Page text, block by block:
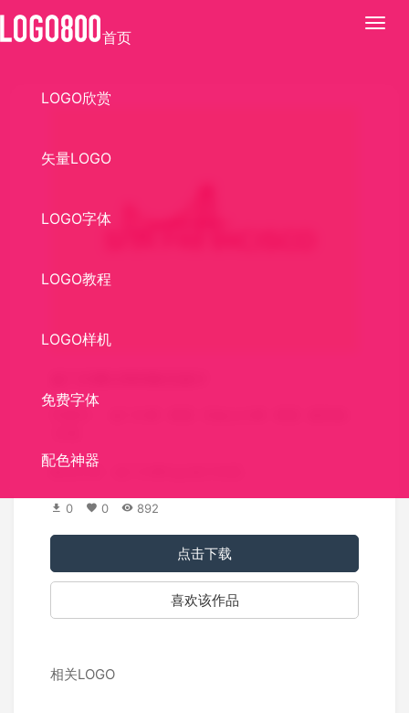
展
首页
LOGO欣赏
矢量LOGO
LOGO字体
LOGO教程
LOGO样机
免费字体
配色神器
标识介绍：金门大桥logo设计欣赏。
0 0 892
点击下载
喜欢该作品
相关LOGO